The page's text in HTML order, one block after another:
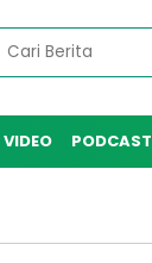
VIDEO PODCAST